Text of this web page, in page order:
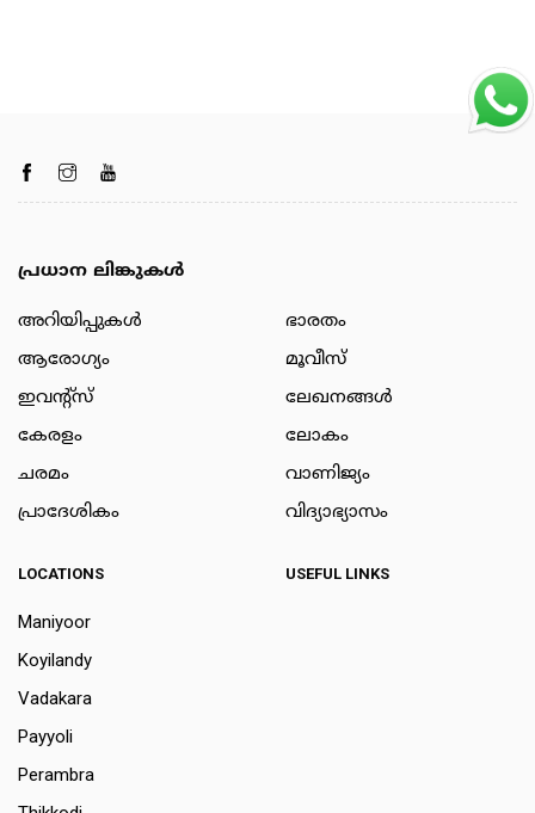
പ്രധാന ലിങ്കുകൾ
അറിയിപ്പുകള്‍
ആരോഗ്യം
ഇവന്റ്സ്
കേരളം
ചരമം
പ്രാദേശികം
ഭാരതം
മൂവീസ്
ലേഖനങ്ങള്‍
ലോകം
വാണിജ്യം
വിദ്യാഭ്യാസം
LOCATIONS
Maniyoor
Koyilandy
Vadakara
Payyoli
Perambra
USEFUL LINKS